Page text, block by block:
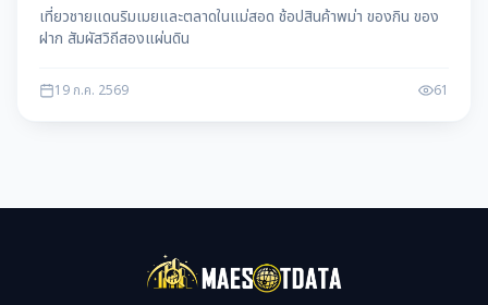
เที่ยวชายแดนริมเมยและตลาดในแม่สอด ช้อปสินค้าพม่า ของกิน ของ
ฝาก สัมผัสวิถีสองแผ่นดิน
19 ก.ค. 2569 61